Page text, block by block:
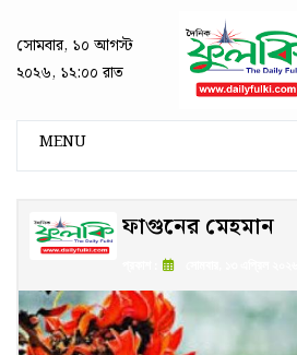
সোমবার, ১০ আগস্ট
২০২৬, ১২:০০ রাত
MENU
ফাগুনের মেহমান